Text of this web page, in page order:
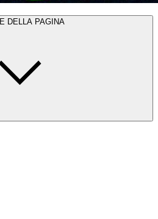
DELLA PAGINA